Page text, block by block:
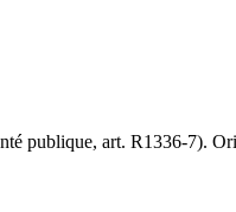
publique, art. R1336-7).